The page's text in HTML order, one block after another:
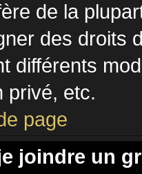
de la
des droits
différents
privé, etc.
page
joindre un